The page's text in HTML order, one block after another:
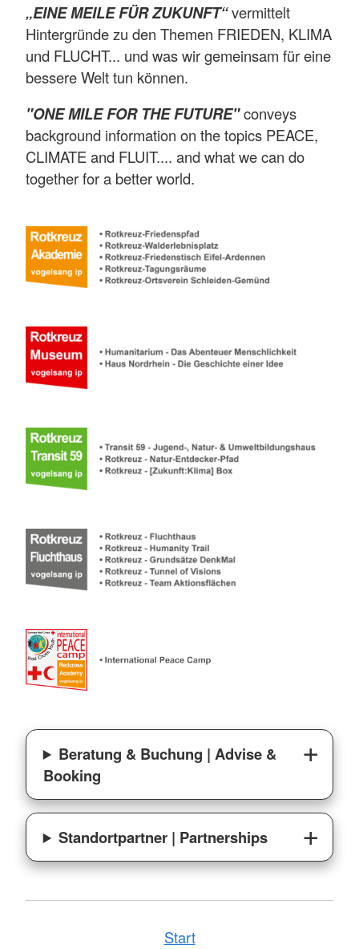
„EINE MEILE FÜR ZUKUNFT“vermittelt
Hintergründe zu den Themen FRIEDEN, KLIMA
und FLUCHT... und was wir gemeinsam für eine
bessere Welt tun können.
"ONE MILE FOR THE FUTURE"conveys
background information on the topics PEACE,
CLIMATE and FLUIT.... and what we can do
together for a better world.
Beratung & Buchung | Advise &
Booking
Standortpartner | Partnerships
Start